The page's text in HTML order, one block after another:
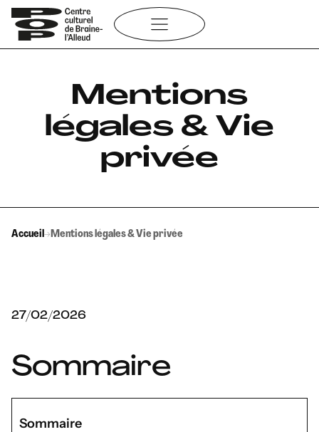
Aller
au
contenu
Mentions
légales & Vie
privée
Accueil→Mentions légales & Vie privée
27/02/2026
Sommaire
Sommaire